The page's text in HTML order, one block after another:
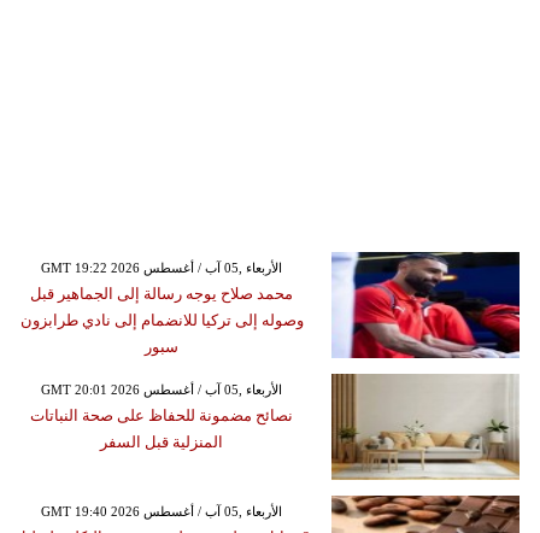
GMT 19:22 2026 الأربعاء ,05 آب / أغسطس
محمد صلاح يوجه رسالة إلى الجماهير قبل
وصوله إلى تركيا للانضمام إلى نادي طرابزون
سبور
GMT 20:01 2026 الأربعاء ,05 آب / أغسطس
نصائح مضمونة للحفاظ على صحة النباتات
المنزلية قبل السفر
GMT 19:40 2026 الأربعاء ,05 آب / أغسطس